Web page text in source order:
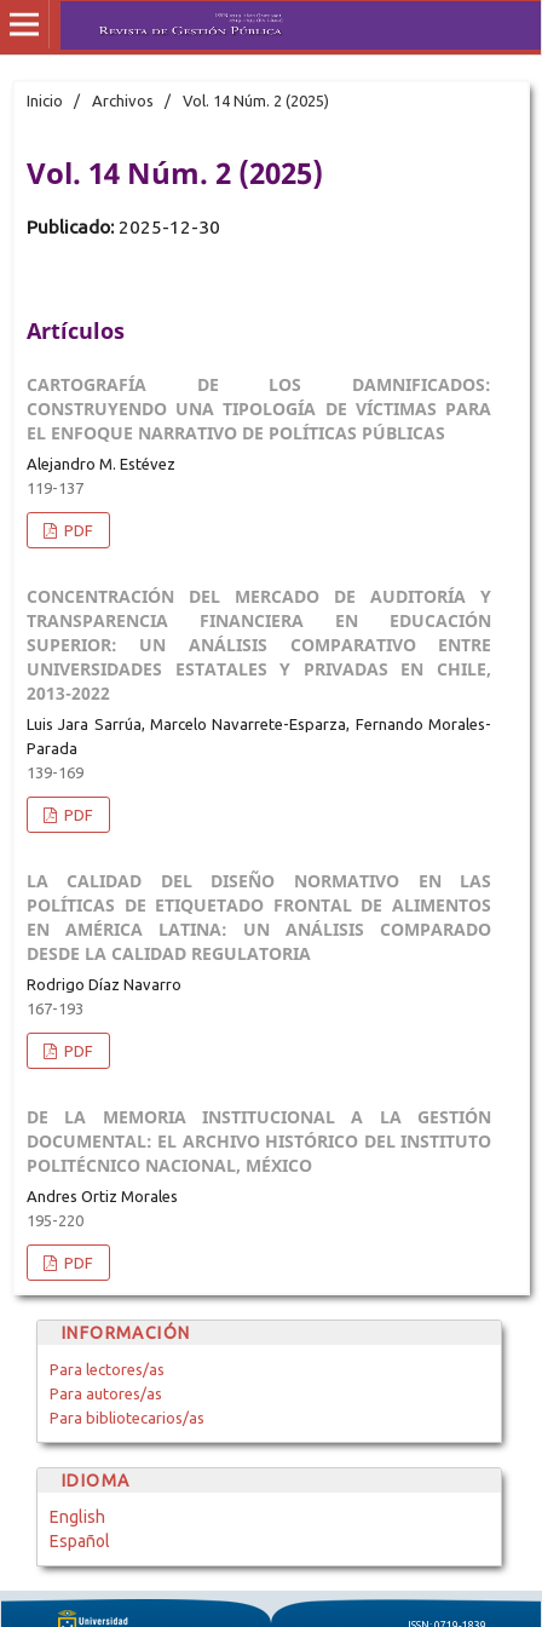
Inicio / Archivos / Vol. 14 Núm. 2 (2025)
Vol. 14 Núm. 2 (2025)
Publicado: 2025-12-30
Artículos
CARTOGRAFÍA DE LOS DAMNIFICADOS:
CONSTRUYENDO UNA TIPOLOGÍA DE VÍCTIMAS PARA
EL ENFOQUE NARRATIVO DE POLÍTICAS PÚBLICAS
Alejandro M. Estévez
119-137
PDF
CONCENTRACIÓN DEL MERCADO DE AUDITORÍA Y
TRANSPARENCIA FINANCIERA EN EDUCACIÓN
SUPERIOR: UN ANÁLISIS COMPARATIVO ENTRE
UNIVERSIDADES ESTATALES Y PRIVADAS EN CHILE,
2013-2022
Luis Jara Sarrúa, Marcelo Navarrete-Esparza, Fernando Morales-
Parada
139-169
PDF
LA CALIDAD DEL DISEÑO NORMATIVO EN LAS
POLÍTICAS DE ETIQUETADO FRONTAL DE ALIMENTOS
EN AMÉRICA LATINA: UN ANÁLISIS COMPARADO
DESDE LA CALIDAD REGULATORIA
Rodrigo Díaz Navarro
167-193
PDF
DE LA MEMORIA INSTITUCIONAL A LA GESTIÓN
DOCUMENTAL: EL ARCHIVO HISTÓRICO DEL INSTITUTO
POLITÉCNICO NACIONAL, MÉXICO
Andres Ortiz Morales
195-220
PDF
INFORMACIÓN
Para lectores/as
Para autores/as
Para bibliotecarios/as
IDIOMA
English
Español